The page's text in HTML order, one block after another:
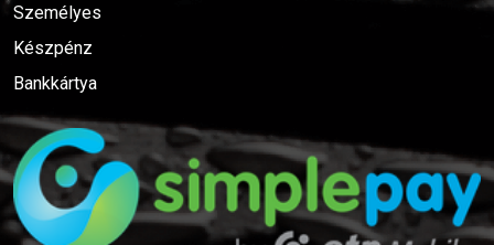
Személyes
Készpénz
Bankkártya